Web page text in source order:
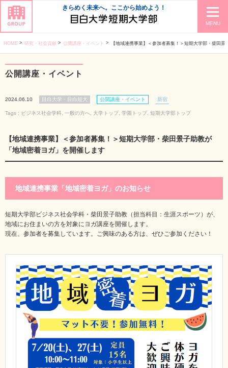
きらめく未来へ。ここから始めよう！
MENU
HOME 研究・社会貢献 公開講座・イベント 【地域連携事業】＜参加者募集！＞短期大学部・柴田景子助教が「地域密着
公開講座・イベント
2024.06.10 目白大学・目白短大 公開講座・イベント 新宿
Tags : ビジネス社会学科 一般の方へ 大学トップ 学園トップ 短期大学部トップ
【地域連携事業】＜参加者募集！＞短期大学部・柴田景子助教が
「地域密着ヨガ」を開催します
地域連携事業「地域密着ヨガ」のお知らせ
短期大学部ビジネス社会学科・柴田景子助教（担当科目：生涯スポーツ）が、
地域にお住まいの方を対象にヨガ講座を開催します。
現在、参加者を募集しています。ご興味のある方は、ぜひご参加ください！